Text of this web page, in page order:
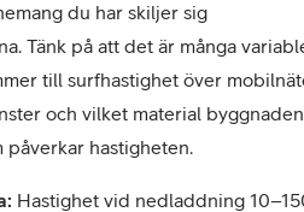
du har skiljer sig
Tänk på att det är många
till surfhastighet över
och vilket material
påverkar hastigheten.
Hastighet vid nedladdning